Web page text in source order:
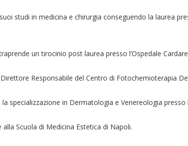
studi in medicina e chirurgia conseguendo la laurea
un tirocinio post laurea presso l’Ospedale
Responsabile del Centro di Fotochemioterapia
specializzazione in Dermatologia e Venereologia
Scuola di Medicina Estetica di Napoli.